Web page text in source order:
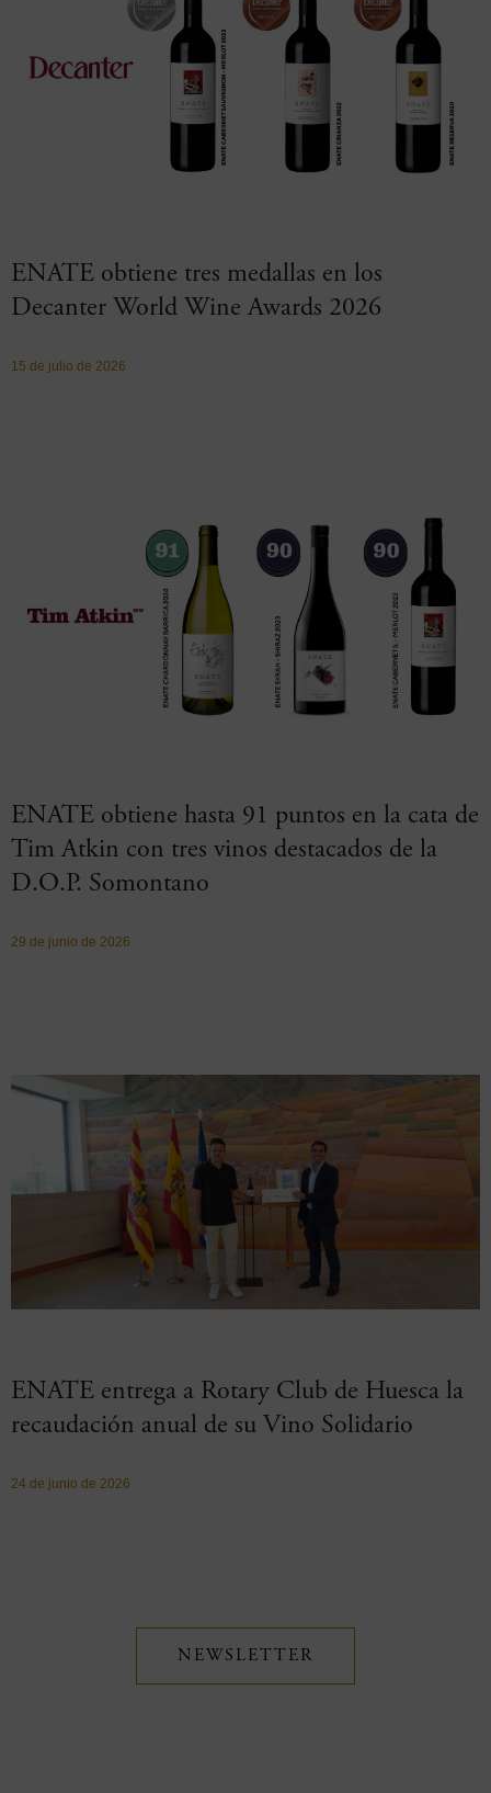
ENATE obtiene tres medallas en los
Decanter World Wine Awards 2026
15 de julio de 2026
ENATE obtiene hasta 91 puntos en la cata de
Tim Atkin con tres vinos destacados de la
D.O.P. Somontano
29 de junio de 2026
ENATE entrega a Rotary Club de Huesca la
recaudación anual de su Vino Solidario
24 de junio de 2026
NEWSLETTER